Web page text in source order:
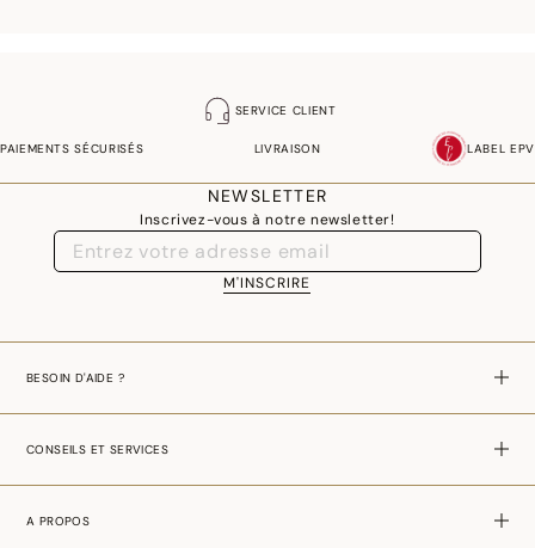
SERVICE CLIENT
PAIEMENTS SÉCURISÉS LIVRAISON LABEL EPV
NEWSLETTER
Inscrivez-vous à notre newsletter!
M'INSCRIRE
BESOIN D'AIDE ?
CONSEILS ET SERVICES
A PROPOS